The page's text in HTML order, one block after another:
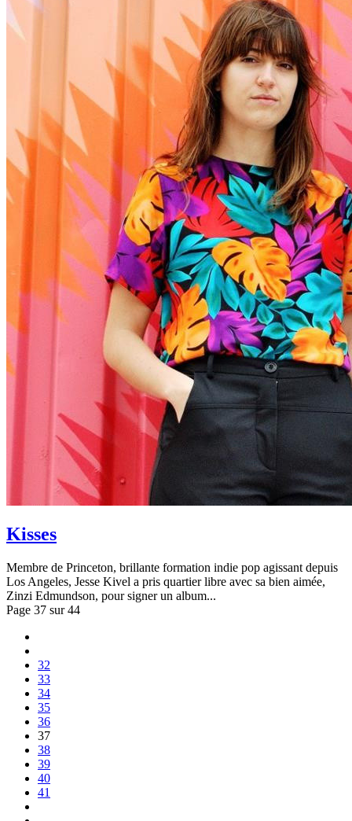
Kisses
Membre de Princeton, brillante formation indie pop agissant depuis
Los Angeles, Jesse Kivel a pris quartier libre avec sa bien aimée,
Zinzi Edmundson, pour signer un album...
Page 37 sur 44
32
33
34
35
36
37
38
39
40
41